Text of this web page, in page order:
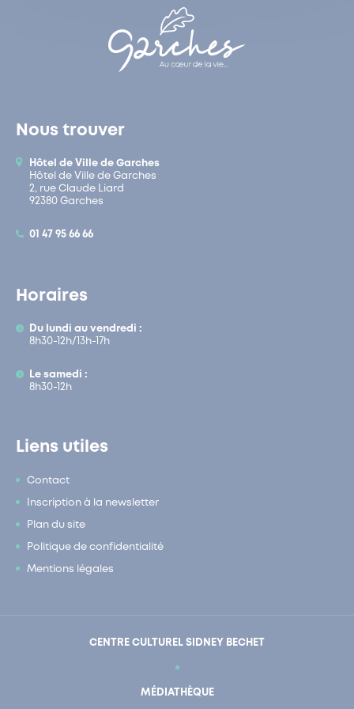
Nous trouver
Hôtel de Ville de Garches
Hôtel de Ville de Garches
2, rue Claude Liard
92380 Garches
01 47 95 66 66
Horaires
Du lundi au vendredi :
8h30-12h/13h-17h
Le samedi :
8h30-12h
Liens utiles
Contact
Inscription à la newsletter
Plan du site
Politique de confidentialité
Mentions légales
CENTRE CULTUREL SIDNEY BECHET
MÉDIATHÈQUE